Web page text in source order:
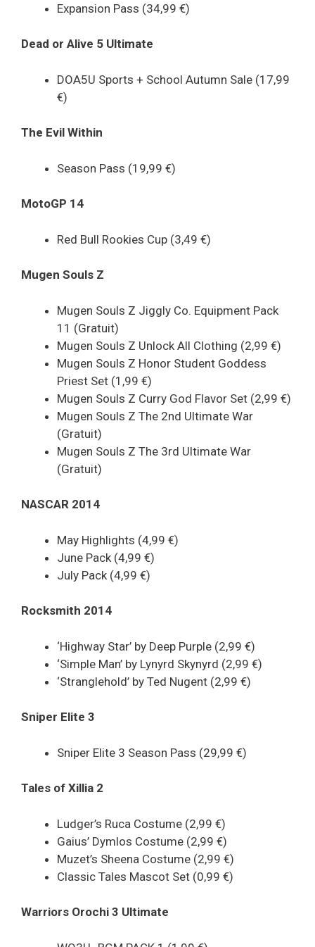
Expansion Pass (34,99 €)
Dead or Alive 5 Ultimate
DOA5U Sports + School Autumn Sale (17,99
€)
The Evil Within
Season Pass (19,99 €)
MotoGP 14
Red Bull Rookies Cup (3,49 €)
Mugen Souls Z
Mugen Souls Z Jiggly Co. Equipment Pack
11 (Gratuit)
Mugen Souls Z Unlock All Clothing (2,99 €)
Mugen Souls Z Honor Student Goddess
Priest Set (1,99 €)
Mugen Souls Z Curry God Flavor Set (2,99 €)
Mugen Souls Z The 2nd Ultimate War
(Gratuit)
Mugen Souls Z The 3rd Ultimate War
(Gratuit)
NASCAR 2014
May Highlights (4,99 €)
June Pack (4,99 €)
July Pack (4,99 €)
Rocksmith 2014
‘Highway Star’ by Deep Purple (2,99 €)
‘Simple Man’ by Lynyrd Skynyrd (2,99 €)
‘Stranglehold’ by Ted Nugent (2,99 €)
Sniper Elite 3
Sniper Elite 3 Season Pass (29,99 €)
Tales of Xillia 2
Ludger’s Ruca Costume (2,99 €)
Gaius’ Dymlos Costume (2,99 €)
Muzet’s Sheena Costume (2,99 €)
Classic Tales Mascot Set (0,99 €)
Warriors Orochi 3 Ultimate